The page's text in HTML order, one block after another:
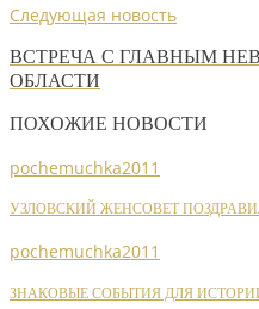
Следующая новость
ВСТРЕЧА С ГЛАВНЫМ
ОБЛАСТИ
ПОХОЖИЕ НОВОСТИ
pochemuchka2011
УЗЛОВСКИЙ ЖЕНСОВЕТ
pochemuchka2011
ЗНАКОВЫЕ СОБЫТИЯ ДЛЯ